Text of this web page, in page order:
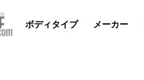
ボディタイプ メーカー